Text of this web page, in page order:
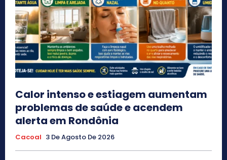
Calor intenso e estiagem aumentam
problemas de saúde e acendem
alerta em Rondônia
Cacoal 3 De Agosto De 2026